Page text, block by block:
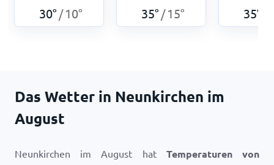
30° / 10° 35° / 15° 35°
Das Wetter in Neunkirchen im
August
Neunkirchen im August hat Temperaturen von